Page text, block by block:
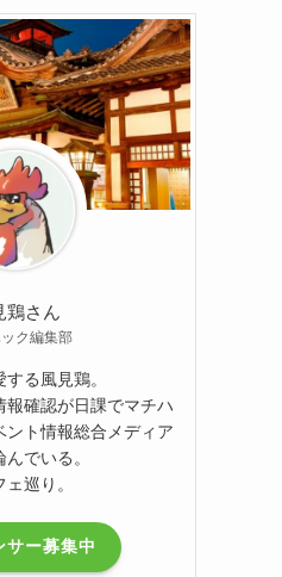
鶏さん
ク編集部
る風見鶏。
報確認が日課でマチハ
ント情報総合メディア
でいる。
巡り。
ー募集中